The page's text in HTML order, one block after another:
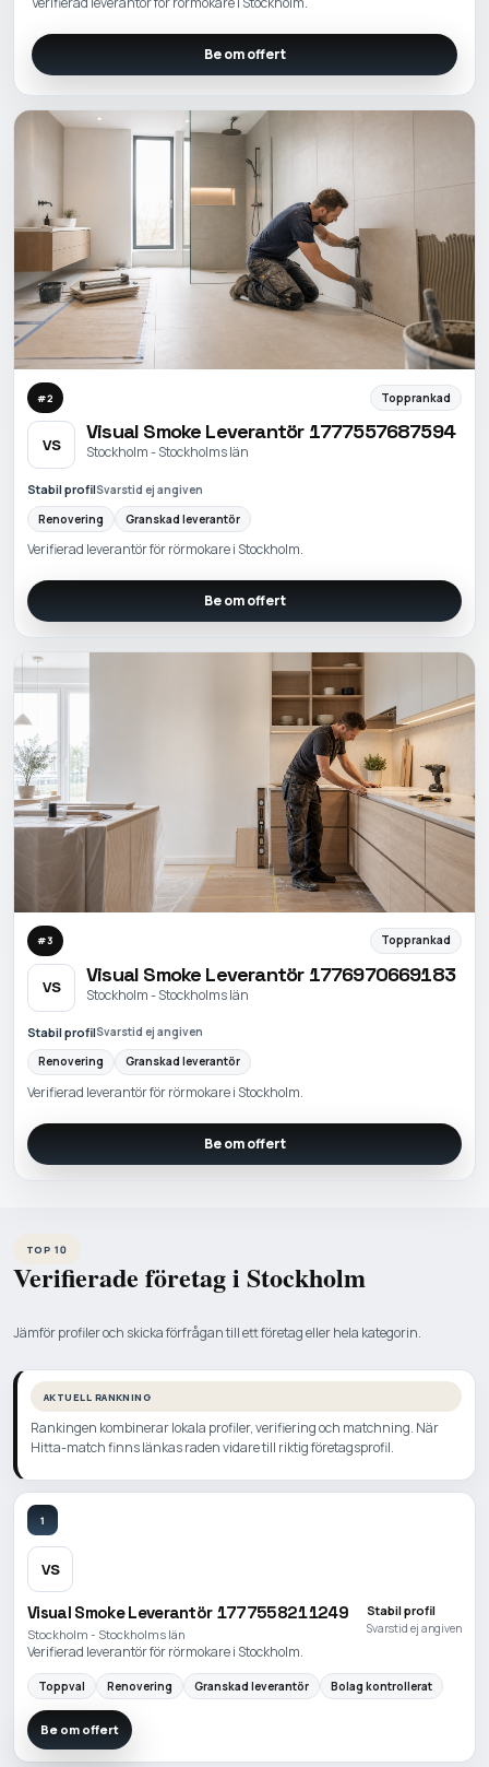
Be om offert
#2 Topprankad
VS
Visual Smoke Leverantör 1777557687594
Stockholm - Stockholms län
Stabil profilSvarstid ej angiven
Renovering
Granskad leverantör
Verifierad leverantör för rörmokare i Stockholm.
Be om offert
#3 Topprankad
VS
Visual Smoke Leverantör 1776970669183
Stockholm - Stockholms län
Stabil profilSvarstid ej angiven
Renovering
Granskad leverantör
Verifierad leverantör för rörmokare i Stockholm.
Be om offert
TOP 10
Verifierade företag i Stockholm
Jämför profiler och skicka förfrågan till ett företag eller hela kategorin.
AKTUELL RANKNING
Rankingen kombinerar lokala profiler, verifiering och matchning. När
Hitta-match finns länkas raden vidare till riktig företagsprofil.
1
VS
Visual Smoke Leverantör 1777558211249
Stockholm - Stockholms län
Stabil profil
Svarstid ej angiven
Verifierad leverantör för rörmokare i Stockholm.
Toppval Renovering Granskad leverantör Bolag kontrollerat
Be om offert